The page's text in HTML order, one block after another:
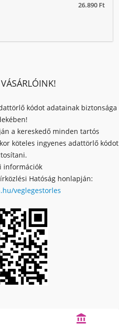
26.890 Ft
kódot adatainak biztonsága
a kereskedő minden tartós
köteles ingyenes adattörlő kódot
információk
Hatóság honlapján:
veglegestorles